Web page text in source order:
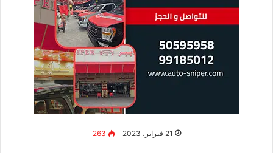
21 فبراير، 2023 263